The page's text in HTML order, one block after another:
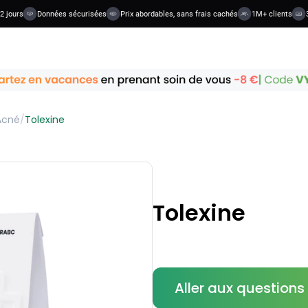
Données sécurisées Prix abordables, sans frais cachés 1M+ clients 36+
/Tolexine
Tolexine
Aller aux